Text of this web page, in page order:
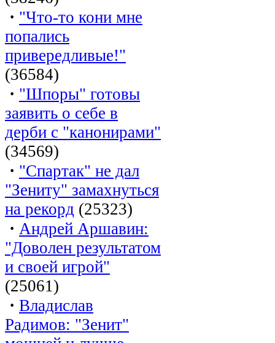
· "Что-то кони мне
попались
привередливые!"
(36584)
· "Шпоры" готовы
заявить о себе в
дерби с "канонирами"
(34569)
· "Спартак" не дал
"Зениту" замахнуться
на рекорд (25323)
· Андрей Аршавин:
"Доволен результатом
и своей игрой"
(25061)
· Владислав
Радимов: "Зенит"